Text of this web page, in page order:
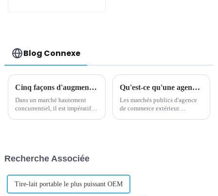
Blog Connexe
Cinq façons d'augmenter la valeur d'un produit
Dans un marché hautement
concurrentiel, il est impératif
nouveaux clients, mais
Qu'est-ce qu'une agence d'achat de commerce extérieur
Les marchés publics d'agence
de commerce extérieur
Recherche Associée
Tire-lait portable le plus puissant OEM